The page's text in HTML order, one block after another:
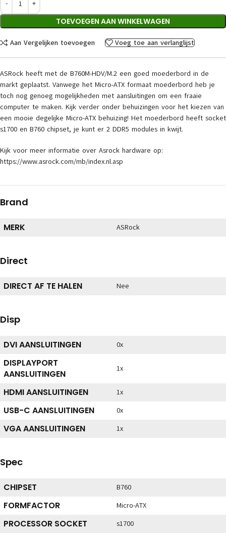
TOEVOEGEN AAN WINKELWAGEN
Aan Vergelijken toevoegen Voeg toe aan verlanglijst
ASRock heeft met de B760M-HDV/M.2 een goed moederbord in de
markt geplaatst. Vanwege het Micro-ATX formaat moederbord heb je
toch nog genoeg mogelijkheden met aansluitingen om een fraaie
computer te maken. Kijk verder onder behuizingen voor het kiezen van
een mooie degelijke Micro-ATX behuizing! Het moederbord heeft socket
s1700 en B760 chipset, je kunt er 2 DDR5 modules in kwijt.
Kijk voor meer informatie over Asrock hardware op:
https://www.asrock.com/mb/index.nl.asp
Brand
MERK ASRock
Direct
DIRECT AF TE HALEN Nee
Disp
DVI AANSLUITINGEN 0x
DISPLAYPORT
AANSLUITINGEN
1x
HDMI AANSLUITINGEN 1x
USB-C AANSLUITINGEN 0x
VGA AANSLUITINGEN 1x
Spec
CHIPSET B760
FORMFACTOR Micro-ATX
PROCESSOR SOCKET s1700